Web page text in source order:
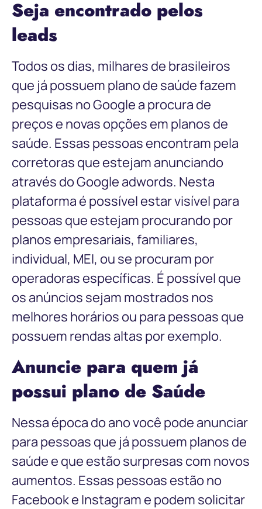
Seja encontrado pelos
leads
Todos os dias, milhares de brasileiros
que já possuem plano de saúde fazem
pesquisas no Google a procura de
preços e novas opções em planos de
saúde. Essas pessoas encontram pela
corretoras que estejam anunciando
através do Google adwords. Nesta
plataforma é possível estar visível para
pessoas que estejam procurando por
planos empresariais, familiares,
individual, MEI, ou se procuram por
operadoras específicas. É possível que
os anúncios sejam mostrados nos
melhores horários ou para pessoas que
possuem rendas altas por exemplo.
Anuncie para quem já
possui plano de Saúde
Nessa época do ano você pode anunciar
para pessoas que já possuem planos de
saúde e que estão surpresas com novos
aumentos. Essas pessoas estão no
Facebook e Instagram e podem solicitar